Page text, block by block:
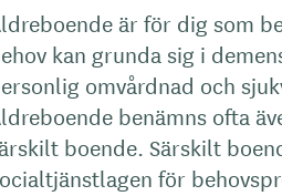
är för dig som
kan grunda sig i
omvårdnad och
benämns ofta
boende. Särskilt
för